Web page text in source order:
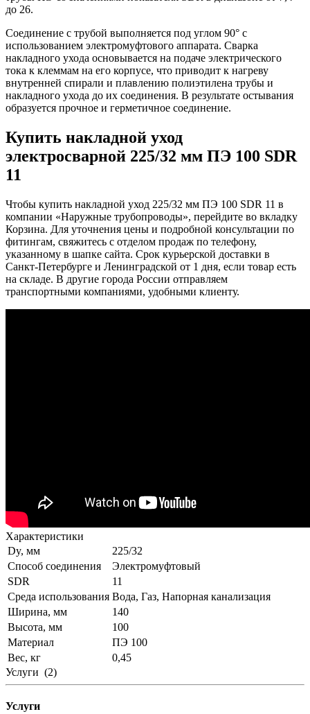
до 26.
Соединение с трубой выполняется под углом 90° с
использованием электромуфтового аппарата. Сварка
накладного ухода основывается на подаче электрического
тока к клеммам на его корпусе, что приводит к нагреву
внутренней спирали и плавлению полиэтилена трубы и
накладного ухода до их соединения. В результате остывания
образуется прочное и герметичное соединение.
Купить накладной уход
электросварной 225/32 мм ПЭ 100 SDR
11
Чтобы купить накладной уход 225/32 мм ПЭ 100 SDR 11 в
компании «Наружные трубопроводы», перейдите во вкладку
Корзина. Для уточнения цены и подробной консультации по
фитингам, свяжитесь с отделом продаж по телефону,
указанному в шапке сайта. Срок курьерской доставки в
Санкт-Петербурге и Ленинградской от 1 дня, если товар есть
на складе. В другие города России отправляем
транспортными компаниями, удобными клиенту.
Характеристики
Dy, мм
225/32
Способ соединения
Электромуфтовый
SDR
11
Среда использования Вода, Газ, Напорная канализация
Ширина, мм
140
Высота, мм
100
Материал
ПЭ 100
Вес, кг
0,45
Услуги (2)
Услуги